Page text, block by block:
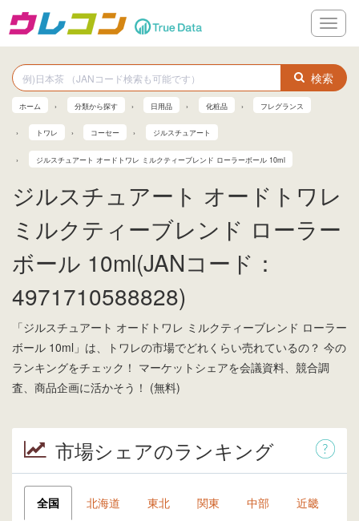
メ
ニ
ー
検索
ホーム 分類から探す 日用品 化粧品 フレグランス
トワレ コーセー ジルスチュアート
ジルスチュアート オードトワレ ミルクティーブレンド ローラーボール 10ml
ジルスチュアート オードトワレ
ミルクティーブレンド ローラー
ボール 10ml(JANコード：
4971710588828)
「ジルスチュアート オードトワレ ミルクティーブレンド ローラー
ボール 10ml」は、トワレの市場でどれくらい売れているの？ 今の
ランキングをチェック！ マーケットシェアを会議資料、競合調
査、商品企画に活かそう！ (無料)
市場シェアのランキング
全国 北海道 東北 関東 中部 近畿